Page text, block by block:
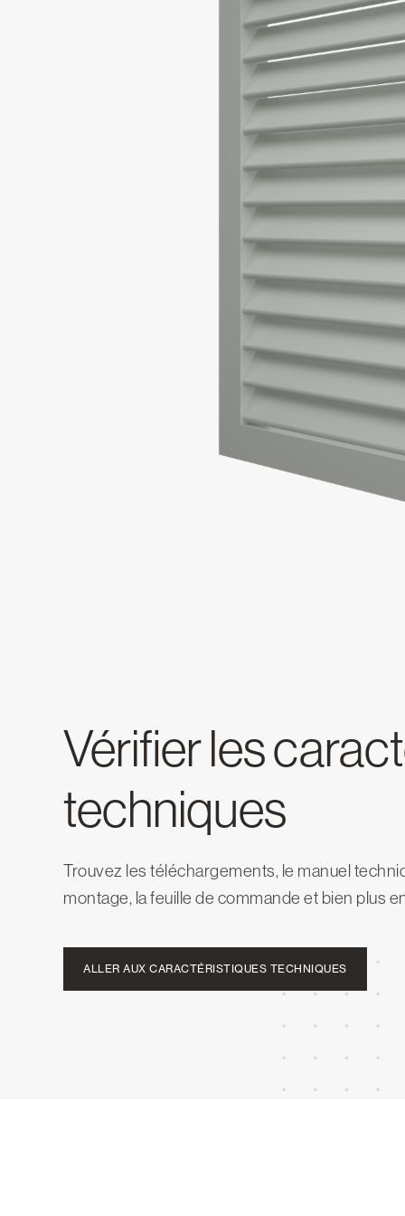
Vérifier les
techniques
Trouvez les téléchargements, le manuel
montage, la feuille de commande et bien plus
ALLER AUX CARACTÉRISTIQUES TECHNIQUES